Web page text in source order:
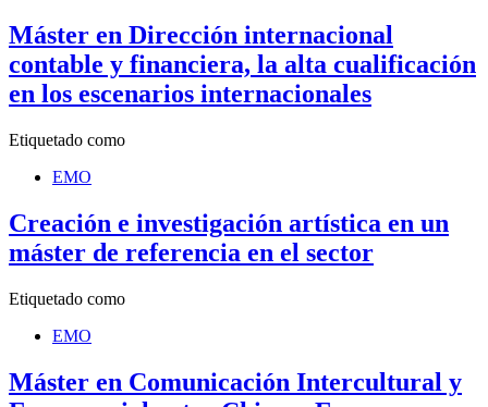
Máster en Dirección internacional
contable y financiera, la alta cualificación
en los escenarios internacionales
Etiquetado como
EMO
Creación e investigación artística en un
máster de referencia en el sector
Etiquetado como
EMO
Máster en Comunicación Intercultural y